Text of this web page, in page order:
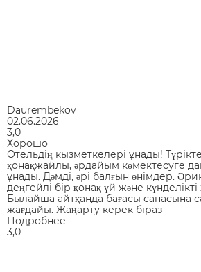
Daurembekov
02.06.2026
3,0
Хорошо
Отельдің кызметкелері ұнады!
қонақжайлы, әрдайым көмектесуге
ұнады. Дәмді, әрі балғын өнімдер.
деңгейлі бір қонақ үй және күнделікті
Былайша айтқанда бағасы сапасына
жағдайы. Жаңарту керек біраз
Подробнее
3,0